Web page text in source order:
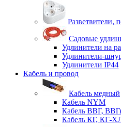
Разветвители,
Садовые
Удлинители на
Удлинители-
Удлинители IP44
Кабель и провод
Кабель медный
Кабель NYM
Кабель ВВГ,
Кабель КГ, КГ-